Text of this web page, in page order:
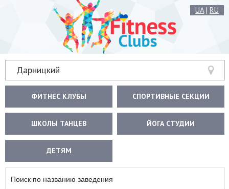
UA| RU
Дарницкий
ФИТНЕС КЛУБЫ СПОРТИВНЫЕ СЕКЦИИ
ШКОЛЫ ТАНЦЕВ ЙОГА СТУДИИ
ДЕТЯМ